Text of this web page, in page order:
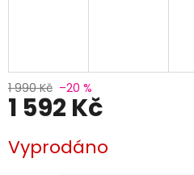
1 990 Kč –20 %
1 592 Kč
cena:
Vyprodáno